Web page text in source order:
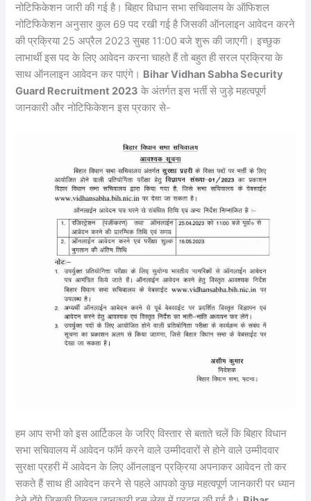
नोटिफिकेशन जारी की गई है। बिहार विधान सभा सचिवालय के ऑफिशल
नोटिफिकेशन अनुसार कुल 69 पद रखी गई है जिसकी ऑनलाइन आवेदन करने
की प्रक्रिया 25 अप्रैल 2023 सुबह 11:00 बजे शुरू की जाएगी। इच्छुक
लाभार्थी इस पद के लिए आवेदन करना चाहते हैं तो बहुत ही सरल प्रक्रिया के
साथ ऑनलाइन आवेदन कर पाएंगे। Bihar Vidhan Sabha Security
Guard Recruitment 2023 के अंतर्गत इस भर्ती से जुड़े महत्वपूर्ण
जानकारी और नोटिफिकेशन इस प्रकार से-
हम आप सभी को इस आर्टिकल के जरिए विस्तार से बताते चलें कि बिहार विधान
सभा सचिवालय में आवेदन फॉर्म करने वाले उम्मीदवारों से होने वाले उम्मीदवार
सुरक्षा प्रहरी में आवेदन के लिए ऑनलाइन प्रक्रिया अपनाकर आवेदन तो कर
सकते हैं साथ ही आवेदन करने से पहले आपको कुछ महत्वपूर्ण जानकारी पर ध्यान